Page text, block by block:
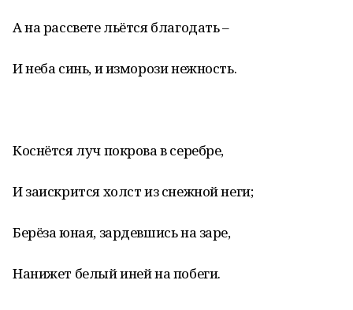
А на рассвете льётся благодать –
И неба синь, и изморози нежность.
Коснётся луч покрова в серебре,
И заискрится холст из снежной неги;
Берёза юная, зардевшись на заре,
Нанижет белый иней на побеги.